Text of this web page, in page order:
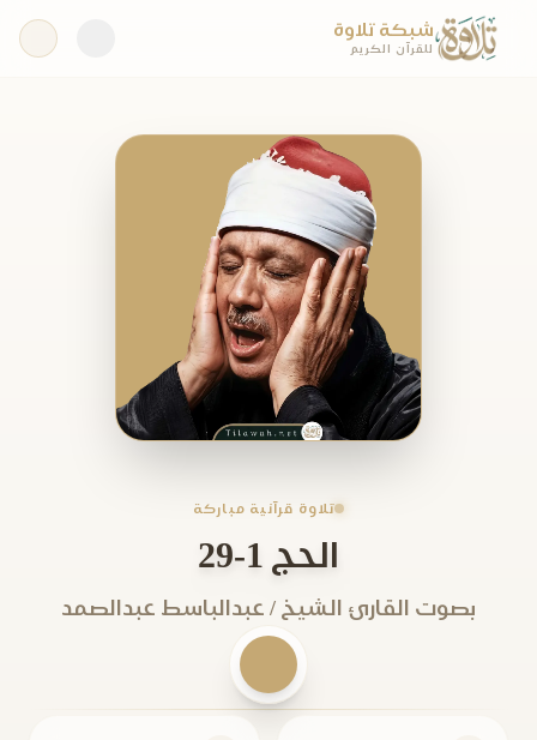
شبكة تلاوة
للقرآن الكريم
تلاوة قرآنية مباركة
الحج 1-29
بصوت القارئ الشيخ / عبدالباسط عبدالصمد